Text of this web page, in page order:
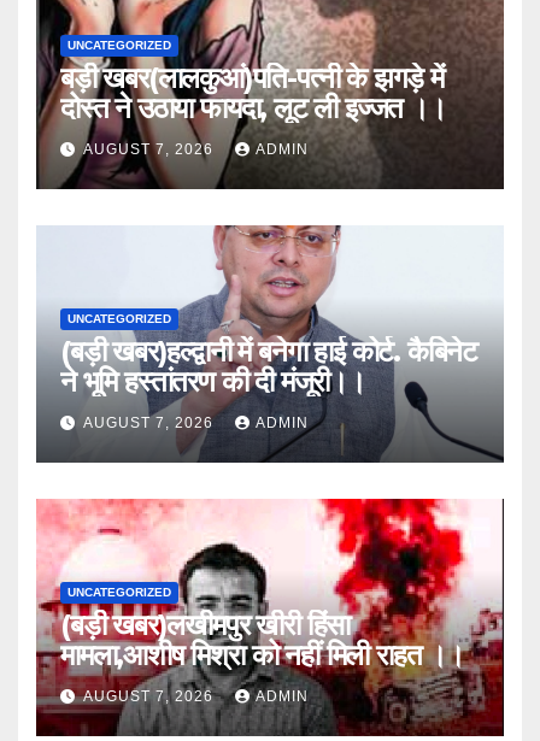
UNCATEGORIZED
बड़ी खबर(लालकुआं)पति-पत्नी के झगड़े में
दोस्त ने उठाया फायदा, लूट ली इज्जत ।।
AUGUST 7, 2026 ADMIN
UNCATEGORIZED
(बड़ी खबर)हल्द्वानी में बनेगा हाई कोर्ट. कैबिनेट
ने भूमि हस्तांतरण की दी मंजूरी।।
AUGUST 7, 2026 ADMIN
UNCATEGORIZED
(बड़ी खबर)लखीमपुर खीरी हिंसा
मामला,आशीष मिश्रा को नहीं मिली राहत ।।
AUGUST 7, 2026 ADMIN